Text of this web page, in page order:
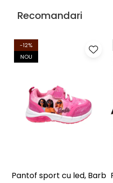
Recomandari
-12%
NOU
Pantof sport cu led, Barbie